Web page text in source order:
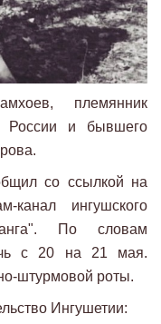
племянник
России и бывшего
со ссылкой на
канал ингушского
По словам
с 20 на 21 мая.
штурмовой роты.
Ингушетии: